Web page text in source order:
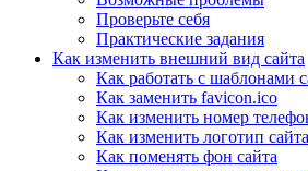
Проверьте себя
Практические задания
Как изменить внешний вид сайта
Как работать с шаблонами
Как заменить favicon.ico
Как изменить номер
Как изменить логотип сайта
Как поменять фон сайта